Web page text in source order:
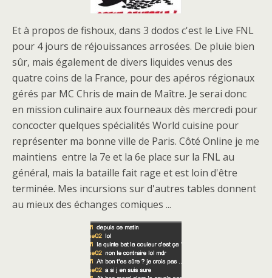
Et à propos de fishoux, dans 3 dodos c'est le Live FNL
pour 4 jours de réjouissances arrosées. De pluie bien
sûr, mais également de divers liquides venus des
quatre coins de la France, pour des apéros régionaux
gérés par MC Chris de main de Maître. Je serai donc
en mission culinaire aux fourneaux dès mercredi pour
concocter quelques spécialités World cuisine pour
représenter ma bonne ville de Paris. Côté Online je me
maintiens entre la 7e et la 6e place sur la FNL au
général, mais la bataille fait rage et est loin d'être
terminée. Mes incursions sur d'autres tables donnent
au mieux des échanges comiques ...